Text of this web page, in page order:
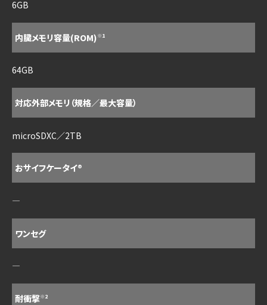
6GB
内臓メモリ容量(ROM)※1
64GB
対応外部メモリ（規格／最大容量）
microSDXC／2TB
おサイフケータイ®
―
ワンセグ
―
耐衝撃※2